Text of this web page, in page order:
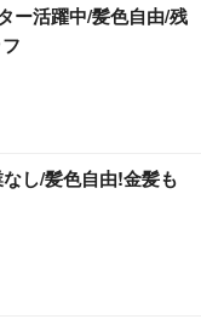
ー活躍中/髪色自由/残
し/髪色自由!金髪も